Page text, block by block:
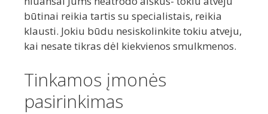
būtinai reikia tartis su specialistais, reikia
klausti. Jokiu būdu nesiskolinkite tokiu atveju,
kai nesate tikras dėl kiekvienos smulkmenos.
Tinkamos įmonės
pasirinkimas